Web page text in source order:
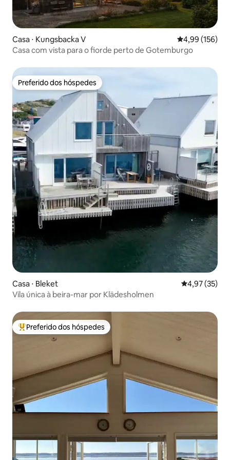
Casa ⋅ Kungsbacka V 4,99 de uma
4,99 (156)
Casa com vista para o fiorde perto de Gotemburgo
Preferido dos hóspedes
Preferido dos hóspedes
Casa ⋅ Bleket 4,97 de uma
4,97 (35)
Vila única à beira-mar por Klädesholmen
Entre os melhores preferidos dos hóspedes
Preferido dos hóspedes